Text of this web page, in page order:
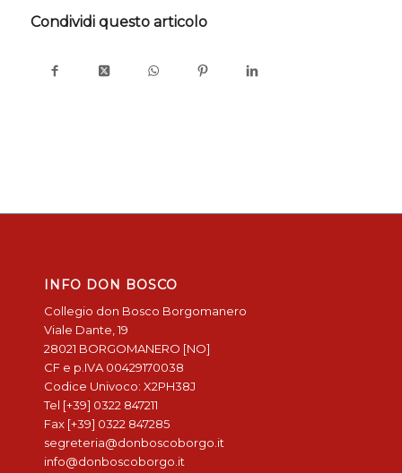
Condividi questo articolo
INFO DON BOSCO
Collegio don Bosco Borgomanero
Viale Dante, 19
28021 BORGOMANERO [NO]
CF e p.IVA 00429170038
Codice Univoco: X2PH38J
Tel [+39] 0322 847211
Fax [+39] 0322 847285
segreteria@donboscoborgo.it
info@donboscoborgo.it